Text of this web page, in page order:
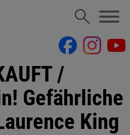
/
Gefährliche
King